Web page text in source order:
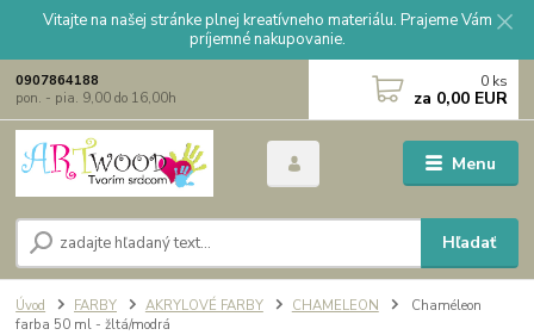
Vitajte na našej stránke plnej kreatívneho materiálu. Prajeme Vám
príjemné nakupovanie.
Menu
Hľadať
0907864188
pon. - pia. 9,00 do 16,00h
0 ks
za 0,00 EUR
Úvod FARBY AKRYLOVÉ FARBY CHAMELEON
Chaméleon
farba 50 ml - žltá/modrá